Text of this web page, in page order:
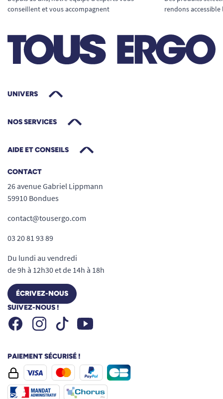
conseillent et vous accompagnent
rendons
UNIVERS
NOS SERVICES
AIDE ET CONSEILS
CONTACT
26 avenue Gabriel Lippmann
59910 Bondues
contact@tousergo.com
03 20 81 93 89
Du lundi au vendredi
de 9h à 12h30 et de 14h à 18h
ÉCRIVEZ-NOUS
SUIVEZ-NOUS !
FacebookInstagramTiktok Youtube
PAIEMENT SÉCURISÉ !